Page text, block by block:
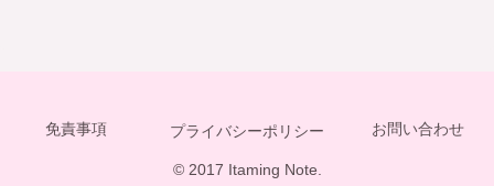
免責事項 プライバシーポリシー お問い合わせ
© 2017 Itaming Note.